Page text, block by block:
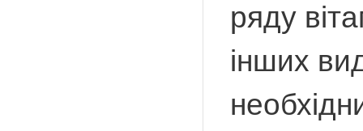
ряду
інших